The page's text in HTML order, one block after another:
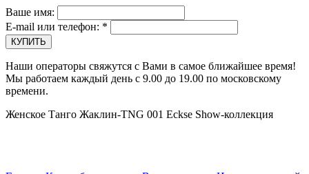
Ваше имя:
E-mail или телефон: *
Наши операторы свяжутся с Вами в самое ближайшее время!
Мы работаем каждый день с 9.00 до 19.00 по московскому
времени.
Женское Танго Жаклин-TNG 001 Eckse Show-коллекция